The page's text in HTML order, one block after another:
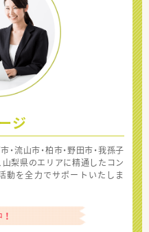
ジ
流山市・柏市・野田市・我孫子
山梨県のエリアに精通したコン
動を全力でサポートいたしま